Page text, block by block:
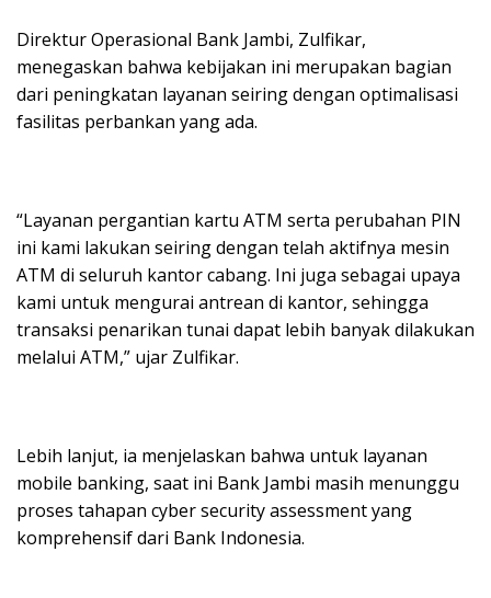
Direktur Operasional Bank Jambi, Zulfikar,
menegaskan bahwa kebijakan ini merupakan bagian
dari peningkatan layanan seiring dengan optimalisasi
fasilitas perbankan yang ada.
“Layanan pergantian kartu ATM serta perubahan PIN
ini kami lakukan seiring dengan telah aktifnya mesin
ATM di seluruh kantor cabang. Ini juga sebagai upaya
kami untuk mengurai antrean di kantor, sehingga
transaksi penarikan tunai dapat lebih banyak dilakukan
melalui ATM,” ujar Zulfikar.
Lebih lanjut, ia menjelaskan bahwa untuk layanan
mobile banking, saat ini Bank Jambi masih menunggu
proses tahapan cyber security assessment yang
komprehensif dari Bank Indonesia.